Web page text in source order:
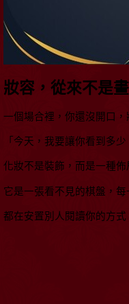
妝容，從來不是
一個場合裡，你還沒開口，
「今天，我要讓你看到多少
化妝不是裝飾，而是一種佈
它是一張看不見的棋盤，每
都在安置別人閱讀你的方式